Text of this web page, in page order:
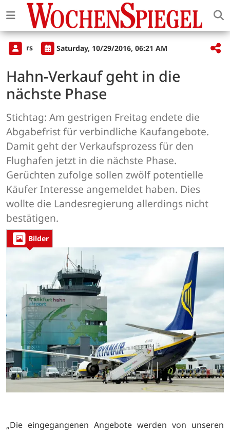
rs Saturday, 10/29/2016, 06:21 AM
Hahn-Verkauf geht in die
nächste Phase
Stichtag: Am gestrigen Freitag endete die
Abgabefrist für verbindliche Kaufangebote.
Damit geht der Verkaufsprozess für den
Flughafen jetzt in die nächste Phase.
Gerüchten zufolge sollen zwölf potentielle
Käufer Interesse angemeldet haben. Dies
wollte die Landesregierung allerdings nicht
bestätigen.
Bilder
„Die eingegangenen Angebote werden von unseren